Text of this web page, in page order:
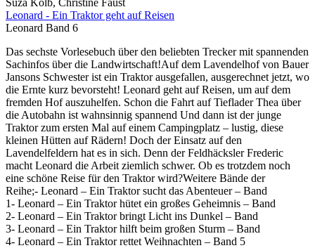
Leonard - Ein Traktor geht auf Reisen
Leonard Band 6
Das sechste Vorlesebuch über den beliebten Trecker mit spannenden
Sachinfos über die Landwirtschaft!Auf dem Lavendelhof von Bauer
Jansons Schwester ist ein Traktor ausgefallen, ausgerechnet jetzt, wo
die Ernte kurz bevorsteht! Leonard geht auf Reisen, um auf dem
fremden Hof auszuhelfen. Schon die Fahrt auf Tieflader Thea über
die Autobahn ist wahnsinnig spannend Und dann ist der junge
Traktor zum ersten Mal auf einem Campingplatz – lustig, diese
kleinen Hütten auf Rädern! Doch der Einsatz auf den
Lavendelfeldern hat es in sich. Denn der Feldhäcksler Frederic
macht Leonard die Arbeit ziemlich schwer. Ob es trotzdem noch
eine schöne Reise für den Traktor wird?Weitere Bände der
Reihe;- Leonard – Ein Traktor sucht das Abenteuer – Band
1- Leonard – Ein Traktor hütet ein großes Geheimnis – Band
2- Leonard – Ein Traktor bringt Licht ins Dunkel – Band
3- Leonard – Ein Traktor hilft beim großen Sturm – Band
4- Leonard – Ein Traktor rettet Weihnachten – Band 5